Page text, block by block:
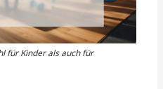
für Kinder als auch für